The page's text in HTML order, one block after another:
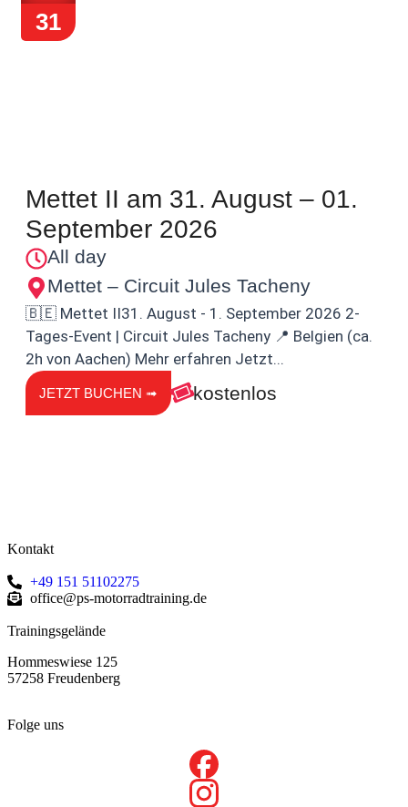
31
Mettet II am 31. August – 01.
September 2026
All day
Mettet – Circuit Jules Tacheny
🇧🇪 Mettet II31. August - 1. September 2026 2-
Tages-Event | Circuit Jules Tacheny 📍 Belgien (ca.
2h von Aachen) Mehr erfahren Jetzt...
JETZT BUCHEN ➟ kostenlos
Kontakt
+49 151 51102275
office@ps-motorradtraining.de
Trainingsgelände
Hommeswiese 125
57258 Freudenberg
Folge uns